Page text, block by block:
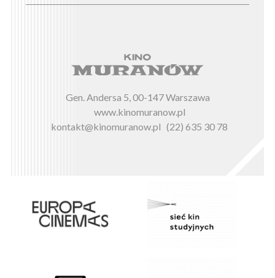
Gen. Andersa 5, 00-147 Warszawa
www.kinomuranow.pl
kontakt@kinomuranow.pl (22) 635 30 78